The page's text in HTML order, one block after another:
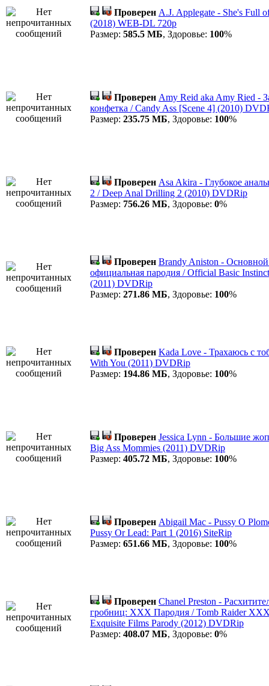
Проверен A.J. Applegate - She's Full
(2018) WEB-DL 720p
Размер: 585.5 МБ, Здоровье: 100%
Проверен Amy Reid aka Amy Ried -
конфетка / Candy Ass [Scene 4] (2010)
Размер: 235.75 МБ, Здоровье: 100%
Проверен Asa Akira - Глубокое
2 / Deep Anal Drilling 2 (2010) DVDRip
Размер: 756.26 МБ, Здоровье: 0%
Проверен Brandy Aniston -
официальная пародия / Official Basic
(2011) DVDRip
Размер: 271.86 МБ, Здоровье: 100%
Проверен Kada Love - Трахаюсь с
With You (2011) DVDRip
Размер: 194.86 МБ, Здоровье: 100%
Проверен Jessica Lynn - Большие
Big Ass Mommies (2011) DVDRip
Размер: 405.72 МБ, Здоровье: 100%
Проверен Abigail Mac - Pussy O
Pussy Or Lead: Part 1 (2016) SiteRip
Размер: 651.66 МБ, Здоровье: 100%
Проверен Chanel Preston -
гробниц: XXX Пародия / Tomb Raider
Exquisite Films Parody (2012) DVDRip
Размер: 408.07 МБ, Здоровье: 0%